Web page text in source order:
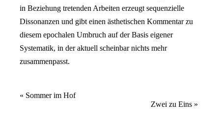
in Beziehung tretenden Arbeiten erzeugt sequenzielle
Dissonanzen und gibt einen ästhetischen Kommentar zu
diesem epochalen Umbruch auf der Basis eigener
Systematik, in der aktuell scheinbar nichts mehr
zusammenpasst.
Veranstaltung
« Sommer im Hof
Zwei zu Eins »